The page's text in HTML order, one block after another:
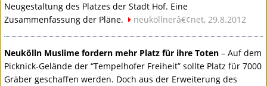
Neugestaltung des Platzes der Stadt Hof. Eine
Zusammenfassung der Pläne.
neuköllnerâ€¢net, 29.8.2012
Neukölln Muslime fordern mehr Platz für ihre Toten – Auf dem
Picknick-Gelände der “Tempelhofer Freiheit” sollte Platz für 7000
Gräber geschaffen werden. Doch aus der Erweiterung des